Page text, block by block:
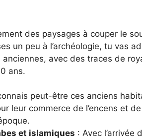
des paysages à couper le
un peu à l’archéologie, tu vas
avec des traces de
ans.
peut-être ces anciens
leur commerce de l’encens et
et islamiques : Avec l’arrivée